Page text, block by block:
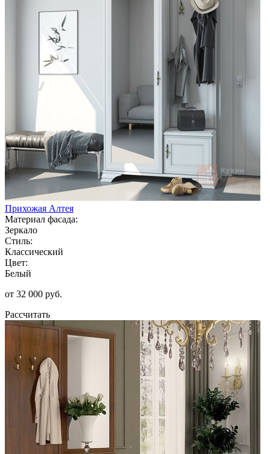
Прихожая Алтея
Материал фасада:
Зеркало
Стиль:
Классический
Цвет:
Белый
от 32 000 руб.
Рассчитать